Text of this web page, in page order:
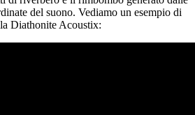
del suono. Vediamo un esempio di
Diathonite Acoustix: